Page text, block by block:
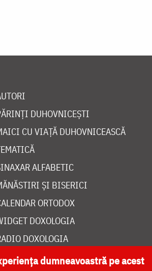
DUHOVNICEȘTI
CU VIAȚĂ DUHOVNICEASCĂ
ALFABETIC
ȘI BISERICI
ORTODOX
DOXOLOGIA
DOXOLOGIA
dumneavoastră pe acest